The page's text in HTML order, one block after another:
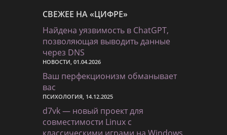
СВЕЖЕЕ НА «ЦИФРЕ»
Найдена уязвимость в ChatGPT,
позволяющая выводить данные
через DNS
НОВОСТИ, 01.04.2026
Ваш перфекционизм обманывает
вас
ПСИХОЛОГИЯ, 14.12.2025
d7vk — новый проект для
совместимости Linux с